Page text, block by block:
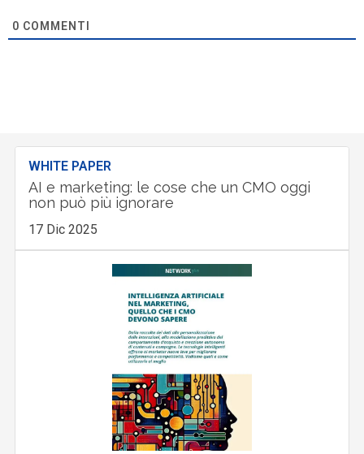
0 COMMENTI
WHITE PAPER
AI e marketing: le cose che un CMO oggi
non può più ignorare
17 Dic 2025